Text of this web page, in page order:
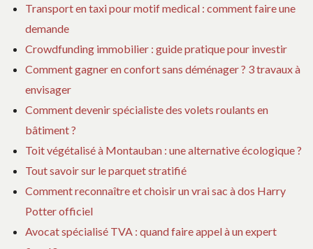
Transport en taxi pour motif medical : comment faire une
demande
Crowdfunding immobilier : guide pratique pour investir
Comment gagner en confort sans déménager ? 3 travaux à
envisager
Comment devenir spécialiste des volets roulants en
bâtiment ?
Toit végétalisé à Montauban : une alternative écologique ?
Tout savoir sur le parquet stratifié
Comment reconnaître et choisir un vrai sac à dos Harry
Potter officiel
Avocat spécialisé TVA : quand faire appel à un expert